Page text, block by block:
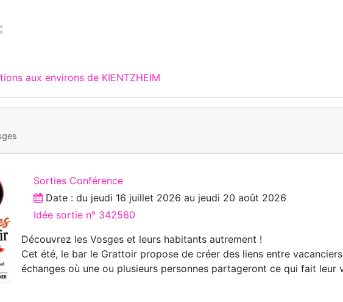
aux environs de KIENTZHEIM
Sorties Conférence
Date : du jeudi 16 juillet 2026 au jeudi 20 août 2026
Idée sortie n° 342560
Découvrez les Vosges et leurs habitants autrement !
Cet été, le bar le Grattoir propose de créer des liens entre
échanges où une ou plusieurs personnes partageront ce qui fait leur